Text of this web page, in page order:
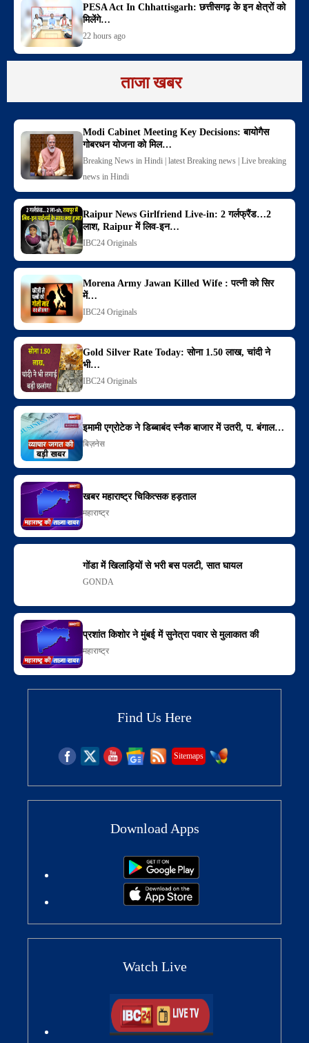
PESA Act In Chhattisgarh: छत्तीसगढ़ के इन क्षेत्रों को
मिलेंगे…
22 hours ago
ताजा खबर
Modi Cabinet Meeting Key Decisions: बायोगैस
गोबरधन योजना को मिल…
Breaking News in Hindi | latest Breaking news | Live breaking
news in Hindi
Raipur News Girlfriend Live-in: 2 गर्लफ्रैंड…2
लाश, Raipur में लिव-इन…
IBC24 Originals
Morena Army Jawan Killed Wife : पत्नी को सिर
में…
IBC24 Originals
Gold Silver Rate Today: सोना 1.50 लाख, चांदी ने
भी…
IBC24 Originals
इमामी एग्रोटेक ने डिब्बाबंद स्नैक बाजार में उतरी, प. बंगाल…
बिज़नेस
खबर महाराष्ट्र चिकित्सक हड़ताल
महाराष्ट्र
गोंडा में खिलाड़ियों से भरी बस पलटी, सात घायल
GONDA
प्रशांत किशोर ने मुंबई में सुनेत्रा पवार से मुलाकात की
महाराष्ट्र
Find Us Here
Sitemaps
Download Apps
Watch Live